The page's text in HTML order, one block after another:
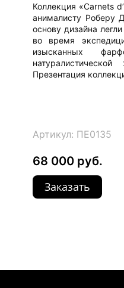
Коллекция «Carnets
анималисту Роберу
основу дизайна
во время
изысканных
Презентация
Артикул: ПЕ0135
68 000 руб.
Заказать